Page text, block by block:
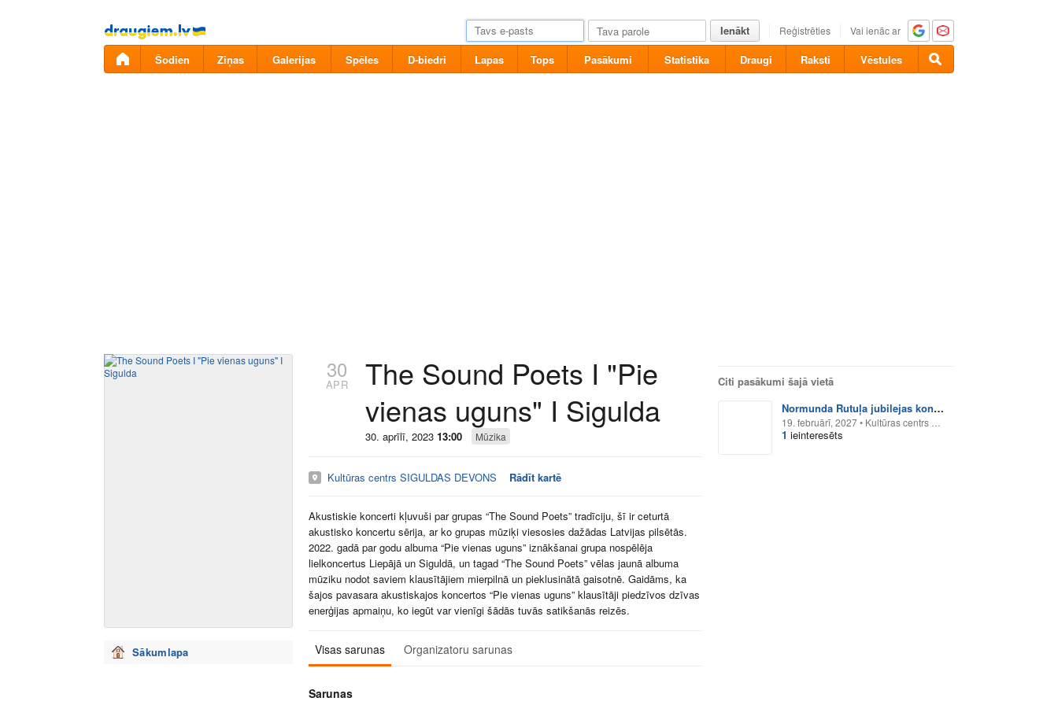
Pāriet
uz
saturu
Ienākt Reģistrēties Vai ienāc ar
Šodien Ziņas Galerijas Spēles D-biedri Lapas Tops Pasākumi Statistika Draugi Raksti Vēstules
Sākumlapa
30
APR
The Sound Poets I "Pie
vienas uguns" I Sigulda
30. aprīlī, 2023 13:00 Mūzika
Kultūras centrs SIGULDAS DEVONS Rādīt kartē
Akustiskie koncerti kļuvuši par grupas “The Sound Poets” tradīciju, šī ir ceturtā
akustisko koncertu sērija, ar ko grupas mūziķi viesosies dažādas Latvijas pilsētās.
2022. gadā par godu albuma “Pie vienas uguns” iznākšanai grupa nospēlēja
lielkoncertus Liepājā un Siguldā, un tagad “The Sound Poets” vēlas jaunā albuma
mūziku nodot saviem klausītājiem mierpilnā un pieklusinātā gaisotnē. Gaidāms, ka
šajos pavasara akustiskajos koncertos “Pie vienas uguns” klausītāji piedzīvos dzīvas
enerģijas apmaiņu, ko iegūt var vienīgi šādās tuvās satikšanās reizēs.
Visas sarunas Organizatoru sarunas
Sarunas
Citi pasākumi šajā vietā
Normunda Rutuļa jubilejas koncerttūre
19. februārī, 2027• Kultūras centrs SIGULDAS DEVONS
1 ieinteresēts